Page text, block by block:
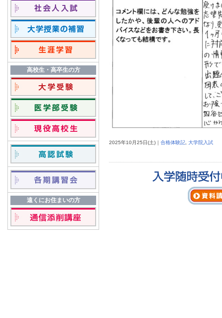
高校生・高卒生の方
遠くにお住まいの方
2025年10月25日(土)｜ 合格体験記 大学院入試